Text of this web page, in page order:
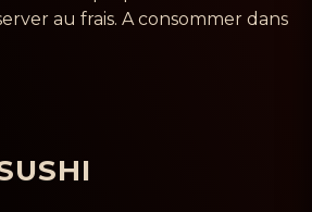
au frais. A consommer dans